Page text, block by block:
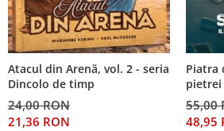
Atacul din Arenă, vol. 2 - seria
Dincolo de timp
24,00 RON
21,36 RON
Piatra
pietrei
55,00
48,95